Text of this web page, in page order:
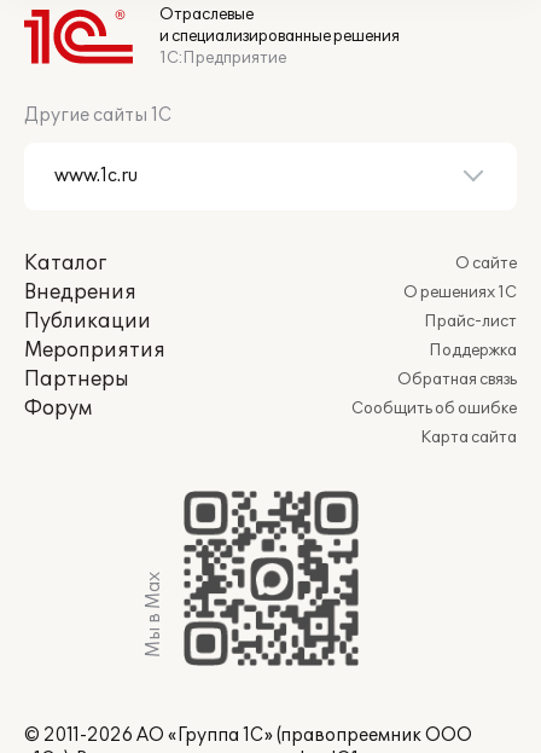
Отраслевые
и специализированные решения
1С:Предприятие
Другие сайты 1С
Каталог
Внедрения
Публикации
Мероприятия
Партнеры
Форум
О сайте
О решениях 1С
Прайс-лист
Поддержка
Обратная связь
Сообщить об ошибке
Карта сайта
Мы в Max
© 2011-2026 АО «Группа 1С» (правопреемник ООО